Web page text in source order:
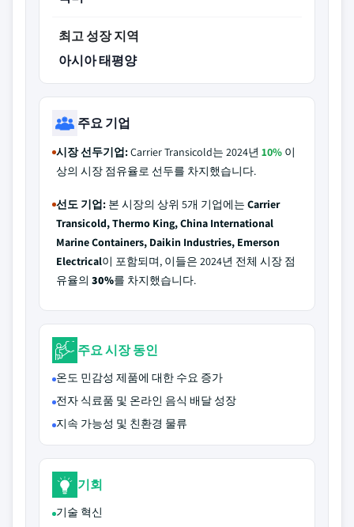
최고 성장 지역
아시아 태평양
주요 기업
시장 선두기업:Carrier Transicold는 2024년 10% 이
상의 시장 점유율로 선두를 차지했습니다.
선도 기업: 본 시장의 상위 5개 기업에는 Carrier
Transicold, Thermo King, China International
Marine Containers, Daikin Industries, Emerson
Electrical이 포함되며, 이들은 2024년 전체 시장 점
유율의 30%를 차지했습니다.
주요 시장 동인
온도 민감성 제품에 대한 수요 증가
전자 식료품 및 온라인 음식 배달 성장
지속 가능성 및 친환경 물류
기회
기술 혁신